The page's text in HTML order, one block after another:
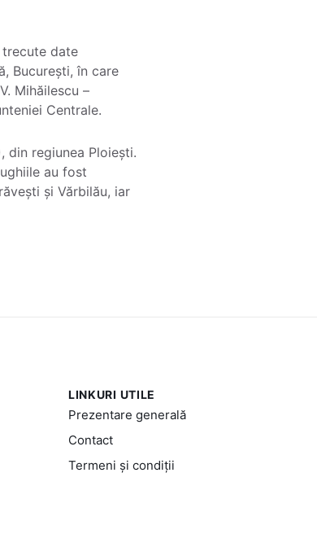
trecute date
București, în care
Mihăilescu –
Centrale.
din regiunea Ploiești.
au fost
și Vărbilău, iar
LINKURI UTILE
Prezentare generală
Contact
Termeni și condiții